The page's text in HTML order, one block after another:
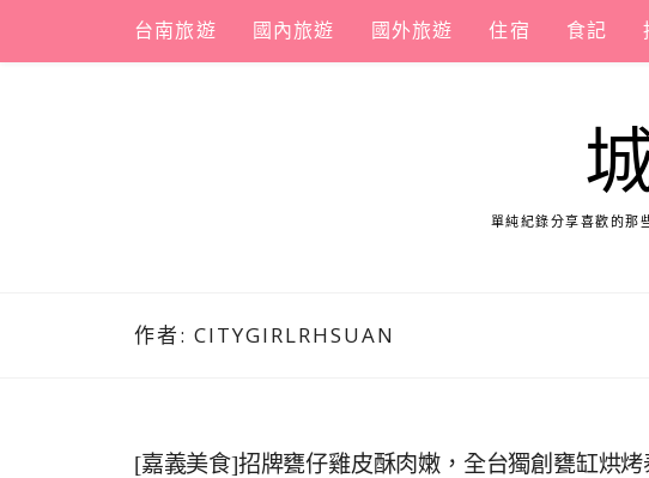
content
台南旅遊 國內旅遊 國外旅遊 住宿 食記
單純紀錄分享喜歡的那
作者: CITYGIRLRHSUAN
[嘉義美食]招牌甕仔雞皮酥肉嫩，全台獨創甕缸烘